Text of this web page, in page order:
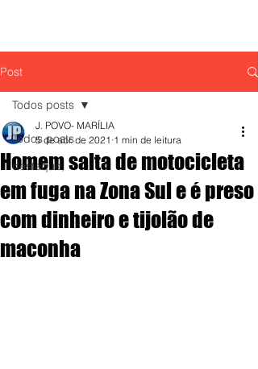
Post
Todos posts
destaque,
Todos posts
Homem salta de motocicleta
em fuga na Zona Sul e é preso
com dinheiro e tijolão de
maconha
J. POVO- MARÍLIA
5 de abr. de 2021 1 min de leitura